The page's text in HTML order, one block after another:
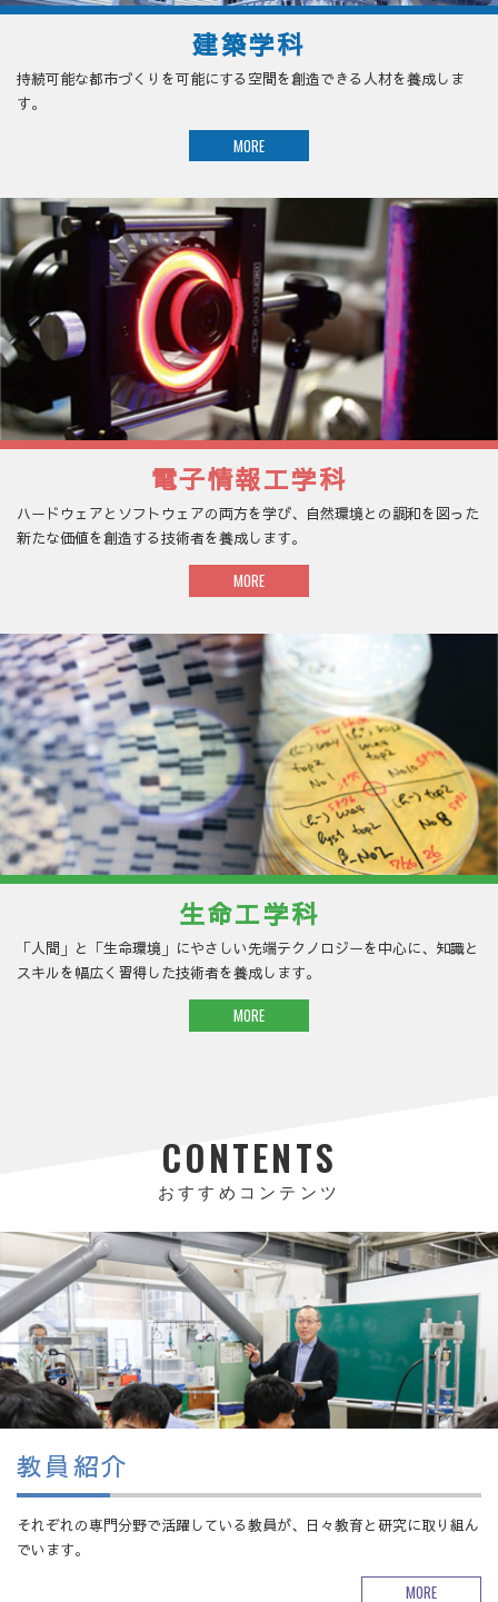
建築学科
持続可能な都市づくりを可能にする空間を創造できる人材を養成しま
す。
MORE
電子情報工学科
ハードウェアとソフトウェアの両方を学び、自然環境との調和を図った
新たな価値を創造する技術者を養成します。
MORE
生命工学科
「人間」と「生命環境」にやさしい先端テクノロジーを中心に、知識と
スキルを幅広く習得した技術者を養成します。
MORE
CONTENTS
おすすめコンテンツ
教員紹介
それぞれの専門分野で活躍している教員が、日々教育と研究に取り組ん
でいます。
MORE